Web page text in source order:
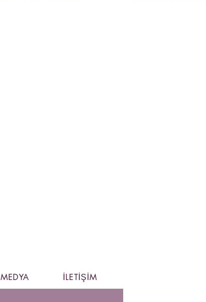
MEDYA İLETİŞİM